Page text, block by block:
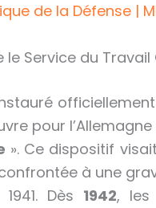
de la Défense |
le Service du
pour
». Ce dispositif
à une
Dès 1942, les